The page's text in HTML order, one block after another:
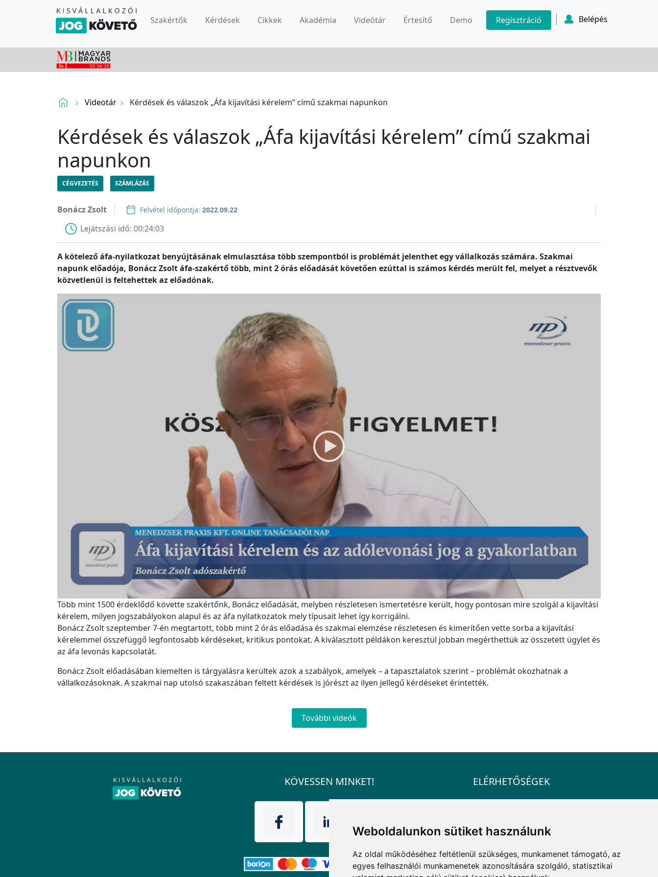
Weboldalunkon sütiket használunk
Az oldal működéséhez feltétlenül szükséges, munkamenet támogató, az
egyes felhasználói munkamenetek azonosítására szolgáló, statisztikai
Szakértők Kérdések Cikkek Akadémia Videótár Értesítő Demo Regisztráció Belépés
Videotár Kérdések és válaszok „Áfa kijavítási kérelem” című szakmai napunkon
Kérdések és válaszok „Áfa kijavítási kérelem” című szakmai
napunkon
CÉGVEZETÉS SZÁMLÁZÁS
Bonácz Zsolt Felvétel időpontja: 2022.09.22
Lejátszási idő: 00:24:03
A kötelező áfa-nyilatkozat benyújtásának elmulasztása több szempontból is problémát jelenthet egy vállalkozás számára. Szakmai
napunk előadója, Bonácz Zsolt áfa-szakértő több, mint 2 órás előadását követően ezúttal is számos kérdés merült fel, melyet a résztvevők
közvetlenül is feltehettek az előadónak.
Több mint 1500 érdeklődő követte szakértőnk, Bonácz előadását, melyben részletesen ismertetésre került, hogy pontosan mire szolgál a kijavítási
kérelem, milyen jogszabályokon alapul és az áfa nyilatkozatok mely típusait lehet így korrigálni.
Bonácz Zsolt szeptember 7-én megtartott, több mint 2 órás előadása és szakmai elemzése részletesen és kimerítően vette sorba a kijavítási
kérelemmel összefüggő legfontosabb kérdéseket, kritikus pontokat. A kiválasztott példákon keresztül jobban megérthettük az összetett ügylet és
az áfa levonás kapcsolatát.
Bonácz Zsolt előadásában kiemelten is tárgyalásra kerültek azok a szabályok, amelyek – a tapasztalatok szerint – problémát okozhatnak a
vállalkozásoknak. A szakmai nap utolsó szakaszában feltett kérdések is jórészt az ilyen jellegű kérdéseket érintették.
További videók
KÖVESSEN MINKET! ELÉRHETŐSÉGEK
info@mprx.hu